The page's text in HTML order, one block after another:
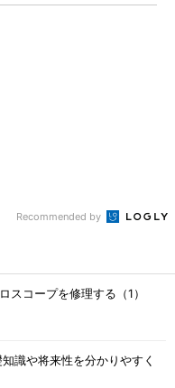
Recommended by
スコープを修理する（1）
識や将来性を分かりやすく